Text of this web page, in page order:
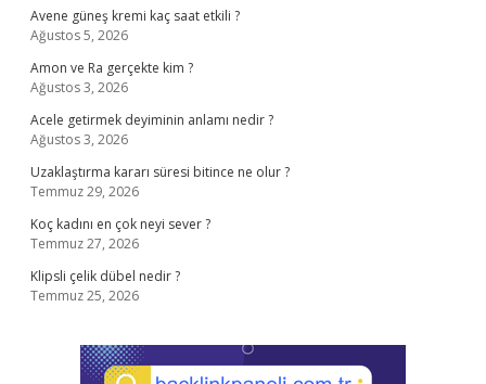
Avene güneş kremi kaç saat etkili ?
Ağustos 5, 2026
Amon ve Ra gerçekte kim ?
Ağustos 3, 2026
Acele getirmek deyiminin anlamı nedir ?
Ağustos 3, 2026
Uzaklaştırma kararı süresi bitince ne olur ?
Temmuz 29, 2026
Koç kadını en çok neyi sever ?
Temmuz 27, 2026
Klipsli çelik dübel nedir ?
Temmuz 25, 2026